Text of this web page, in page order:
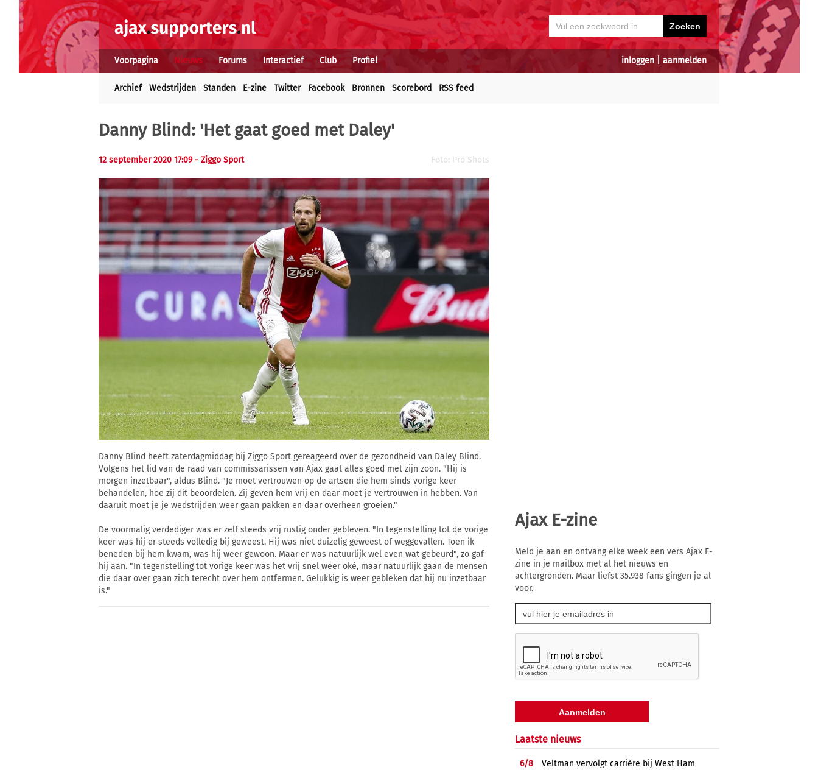
inloggen aanmelden
Voorpagina Nieuws Forums Interactief Club Profiel
Archief Wedstrijden Standen E-zine Twitter Facebook Bronnen Scorebord RSS feed
Danny Blind: 'Het gaat goed met Daley'
12 september 2020 17:09 - Ziggo Sport Foto: Pro Shots
Danny Blind heeft zaterdagmiddag bij Ziggo Sport gereageerd over de gezondheid van Daley Blind.
Volgens het lid van de raad van commissarissen van Ajax gaat alles goed met zijn zoon. "Hij is
morgen inzetbaar", aldus Blind. "Je moet vertrouwen op de artsen die hem sinds vorige keer
behandelen, hoe zij dit beoordelen. Zij geven hem vrij en daar moet je vertrouwen in hebben. Van
daaruit moet je je wedstrijden weer gaan pakken en daar overheen groeien."
De voormalig verdediger was er zelf steeds vrij rustig onder gebleven. "In tegenstelling tot de vorige
keer was hij er steeds volledig bij geweest. Hij was niet duizelig geweest of weggevallen. Toen ik
beneden bij hem kwam, was hij weer gewoon. Maar er was natuurlijk wel even wat gebeurd", zo gaf
hij aan. "In tegenstelling tot vorige keer was het vrij snel weer oké, maar natuurlijk gaan de mensen
die daar over gaan zich terecht over hem ontfermen. Gelukkig is weer gebleken dat hij nu inzetbaar
is."
Ajax E-zine
Meld je aan en ontvang elke week een vers Ajax E-
zine in je mailbox met al het nieuws en
achtergronden. Maar liefst 35.938 fans gingen je al
voor.
Laatste nieuws
6/8
Veltman vervolgt carrière bij West Ham